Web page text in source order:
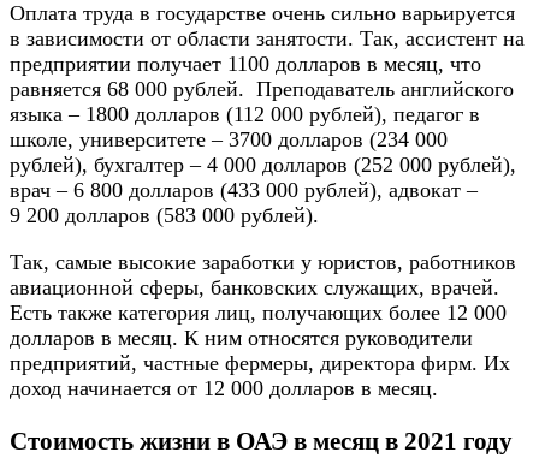
Оплата труда в государстве очень сильно варьируется
в зависимости от области занятости. Так, ассистент на
предприятии получает 1100 долларов в месяц, что
равняется 68 000 рублей. Преподаватель английского
языка – 1800 долларов (112 000 рублей), педагог в
школе, университете – 3700 долларов (234 000
рублей), бухгалтер – 4 000 долларов (252 000 рублей),
врач – 6 800 долларов (433 000 рублей), адвокат –
9 200 долларов (583 000 рублей).
Так, самые высокие заработки у юристов, работников
авиационной сферы, банковских служащих, врачей.
Есть также категория лиц, получающих более 12 000
долларов в месяц. К ним относятся руководители
предприятий, частные фермеры, директора фирм. Их
доход начинается от 12 000 долларов в месяц.
Стоимость жизни в ОАЭ в месяц в 2021 году